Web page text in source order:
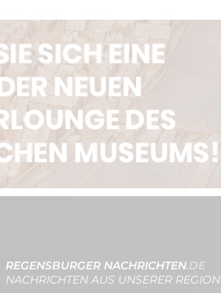
REGENSBURGER NACHRICHTEN.DE
NACHRICHTEN AUS UNSERER REGION